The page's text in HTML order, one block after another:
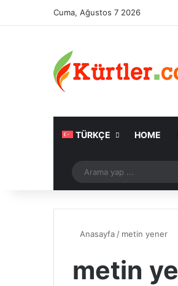
Cuma, Ağustos 7 2026
TÜRKÇE HOME
Rastgele Makale
Anasayfa / metin yener
metin